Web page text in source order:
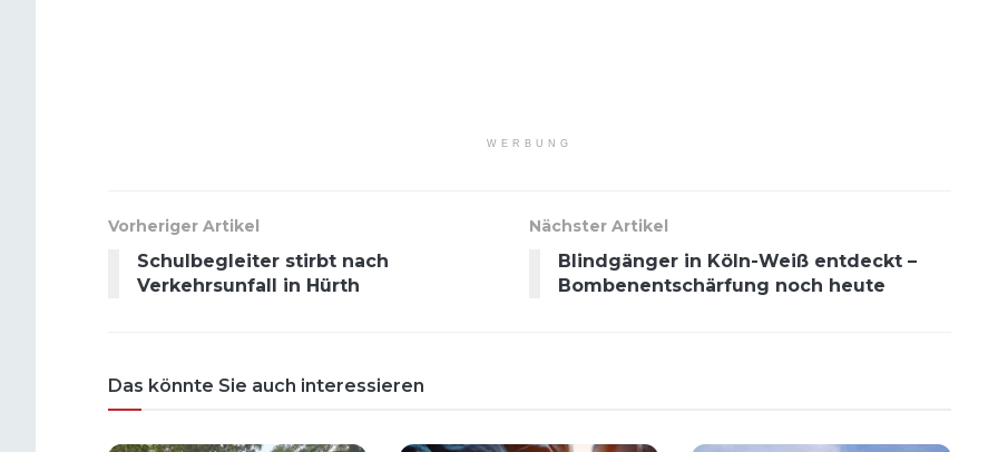
WERBUNG
Vorheriger Artikel
Schulbegleiter stirbt nach
Verkehrsunfall in Hürth
Nächster Artikel
Blindgänger in Köln-Weiß entdeckt –
Bombenentschärfung noch heute
Das könnte Sie auch interessieren